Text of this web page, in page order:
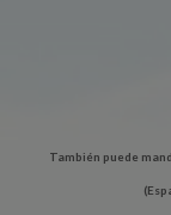
También puede